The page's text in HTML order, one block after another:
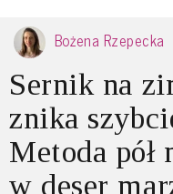
Bożena Rzepecka
Sernik na
znika
Metoda pół
w deser